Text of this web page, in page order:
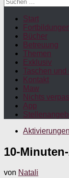
nach:
Start
Bücher
Betreuung
Themen
Exklusiv
Taschen und
Kontakt
Maw
Nichts
App
Aktivierungen
10-
von Natali